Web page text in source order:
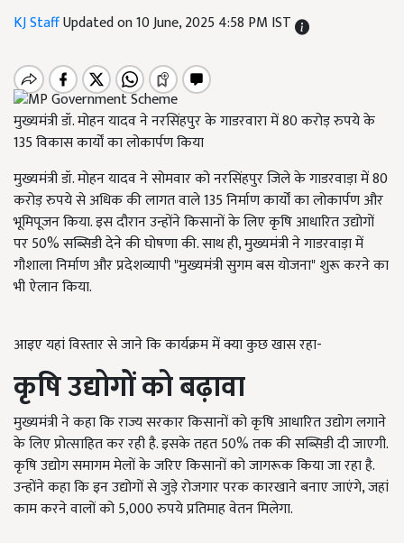
KJ StaffUpdated on 10 June, 2025 4:58 PM IST
मुख्यमंत्री डॉ. मोहन यादव ने नरसिंहपुर के गाडरवारा में 80 करोड़ रुपये के
135 विकास कार्यों का लोकार्पण किया
मुख्यमंत्री डॉ. मोहन यादव ने सोमवार को नरसिंहपुर जिले के गाडरवाड़ा में 80
करोड़ रुपये से अधिक की लागत वाले 135 निर्माण कार्यों का लोकार्पण और
भूमिपूजन किया. इस दौरान उन्होंने किसानों के लिए कृषि आधारित उद्योगों
पर 50% सब्सिडी देने की घोषणा की. साथ ही, मुख्यमंत्री ने गाडरवाड़ा में
गौशाला निर्माण और प्रदेशव्यापी "मुख्यमंत्री सुगम बस योजना" शुरू करने का
भी ऐलान किया.
आइए यहां विस्तार से जाने कि कार्यक्रम में क्या कुछ खास रहा-
कृषि उद्योगों को बढ़ावा
मुख्यमंत्री ने कहा कि राज्य सरकार किसानों को कृषि आधारित उद्योग लगाने
के लिए प्रोत्साहित कर रही है. इसके तहत 50% तक की सब्सिडी दी जाएगी.
कृषि उद्योग समागम मेलों के जरिए किसानों को जागरूक किया जा रहा है.
उन्होंने कहा कि इन उद्योगों से जुड़े रोजगार परक कारखाने बनाए जाएंगे, जहां
काम करने वालों को 5,000 रुपये प्रतिमाह वेतन मिलेगा.